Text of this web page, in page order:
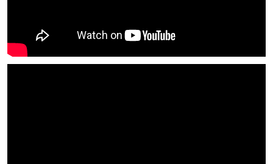
😂„Mama mūsų lovoje“ – tarsi rytinė kava po beprotiško
vakarėlio: truputį karti, bet žadinanti ir verčianti žiūrėti iki
paskutinės minutės.